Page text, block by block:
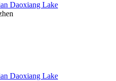
Daoxiang Lake
Daoxiang Lake